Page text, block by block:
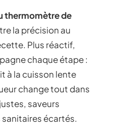
thermomètre de
la précision au
Plus réactif,
chaque étape :
à la cuisson lente
change tout dans
saveurs
écartés.